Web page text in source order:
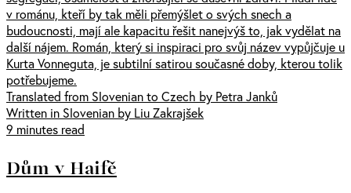
v románu, kteří by tak měli přemýšlet o svých snech a
budoucnosti, mají ale kapacitu řešit nanejvýš to, jak vydělat na
další nájem. Román, který si inspiraci pro svůj název vypůjčuje u
Kurta Vonneguta, je subtilní satirou současné doby, kterou tolik
potřebujeme.
Translated from Slovenian to Czech by Petra Janků
Written in Slovenian by Liu Zakrajšek
9 minutes read
Dům v Haifě